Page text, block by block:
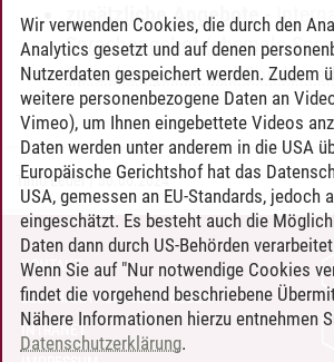
zusätzliche Angebote-
Sprachangebot (ehemals
Sprachangebot und
Timo Leder/30.06.2024
KONTAKT
LEUPHANA ALS ARBEITGEBER
INTRANET
Wir verwenden Cookies, die durch den
Analytics gesetzt und auf denen
Nutzerdaten gespeichert werden. Zudem
weitere personenbezogene Daten an
Vimeo), um Ihnen eingebettete Videos
Daten werden unter anderem in die USA
Europäische Gerichtshof hat das
USA, gemessen an EU-Standards, jedoch
eingeschätzt. Es besteht auch die
Daten dann durch US-Behörden
Wenn Sie auf "Nur notwendige Cookies
findet die vorgehend beschriebene
Nähere Informationen hierzu entnehmen
Datenschutzerklärung.